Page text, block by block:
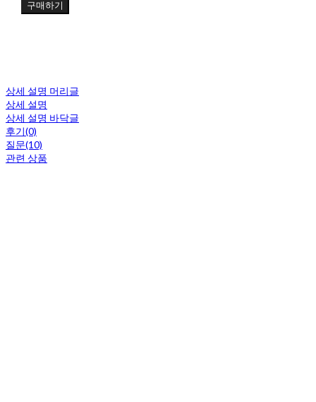
구매하기
상세 설명 머리글
상세 설명
상세 설명 바닥글
후기(0)
질문(10)
관련 상품